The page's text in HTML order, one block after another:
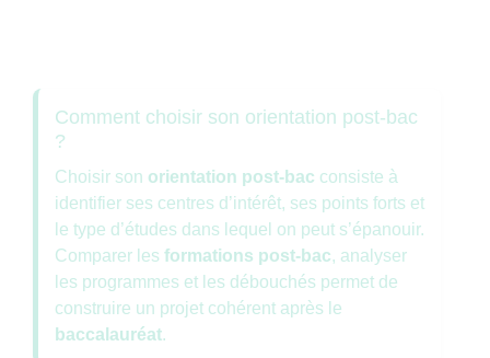
Comment choisir son orientation post-bac
?
Choisir son orientation post-bac consiste à
identifier ses centres d’intérêt, ses points forts et
le type d’études dans lequel on peut s’épanouir.
Comparer les formations post-bac, analyser
les programmes et les débouchés permet de
construire un projet cohérent après le
baccalauréat.